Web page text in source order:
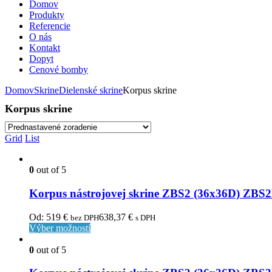
Domov
Produkty
Referencie
O nás
Kontakt
Dopyt
Cenové bomby
DomovSkrineDielenské skrineKorpus skrine
Korpus skrine
Grid List
0 out of 5
Korpus nástrojovej skrine ZBS2 (36x36D)
Od: 519 € bez DPH638,37 € s DPH
Výber možností
0 out of 5